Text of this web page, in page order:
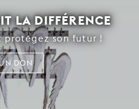
LA DIFFÉRENCE
protégez son futur !
DON